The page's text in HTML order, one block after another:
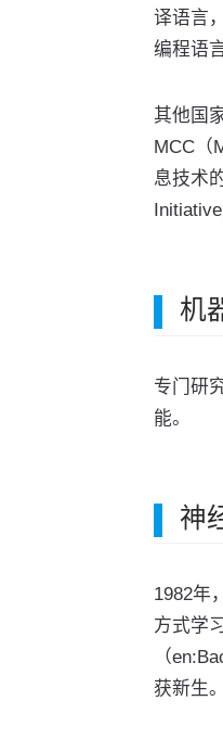
译语言
编程语言
其他国
MCC（
息技术
机
专门研
能。
神
1982年
方式学
（
获新生。